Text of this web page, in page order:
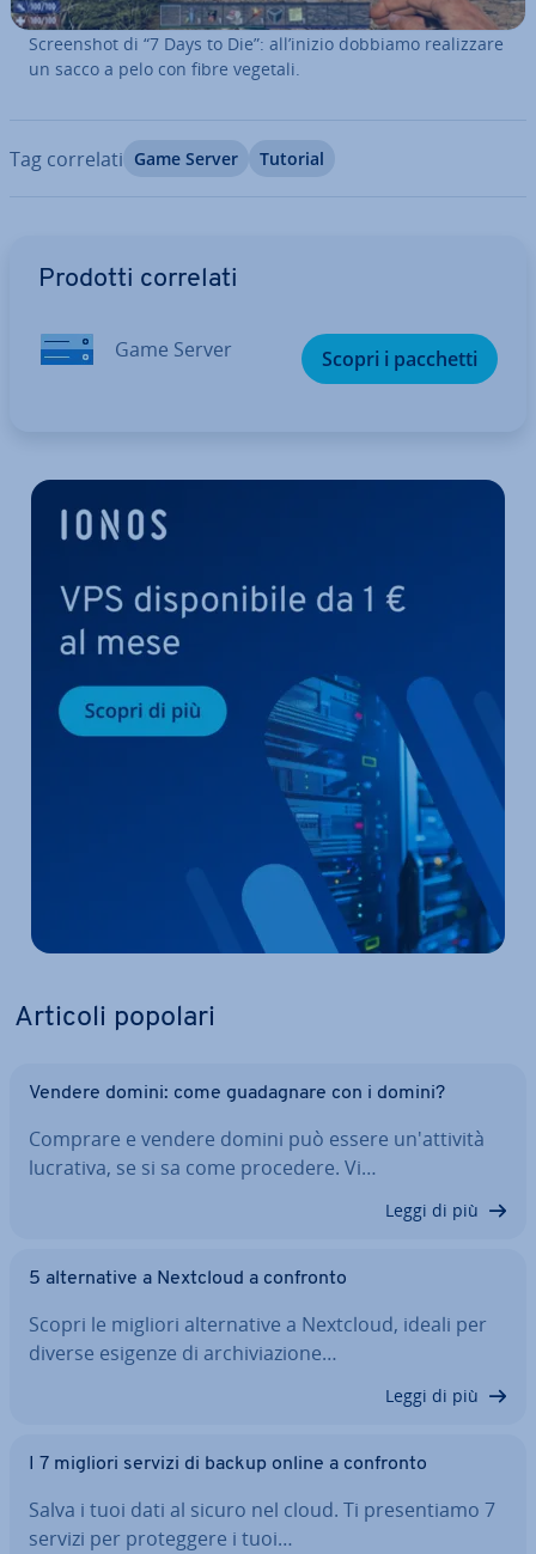
Screen­shot di “7 Days to Die”: all’inizio dobbiamo rea­liz­za­re
un sacco a pelo con fibre vegetali.
Tag correlati Game Server Tutorial
Prodotti correlati
Game Server Scopri i pacchetti
Articoli popolari
Vendere domini: come gua­da­gna­re con i domini?
Comprare e vendere domini può essere un'at­ti­vi­tà
lucrativa, se si sa come procedere. Vi…
Leggi di più
5 al­ter­na­ti­ve a Nextcloud a confronto
Scopri le migliori al­ter­na­ti­ve a Nextcloud, ideali per
diverse esigenze di ar­chi­via­zio­ne…
Leggi di più
I 7 migliori servizi di backup online a confronto
Salva i tuoi dati al sicuro nel cloud. Ti pre­sen­tia­mo 7
servizi per pro­teg­ge­re i tuoi…